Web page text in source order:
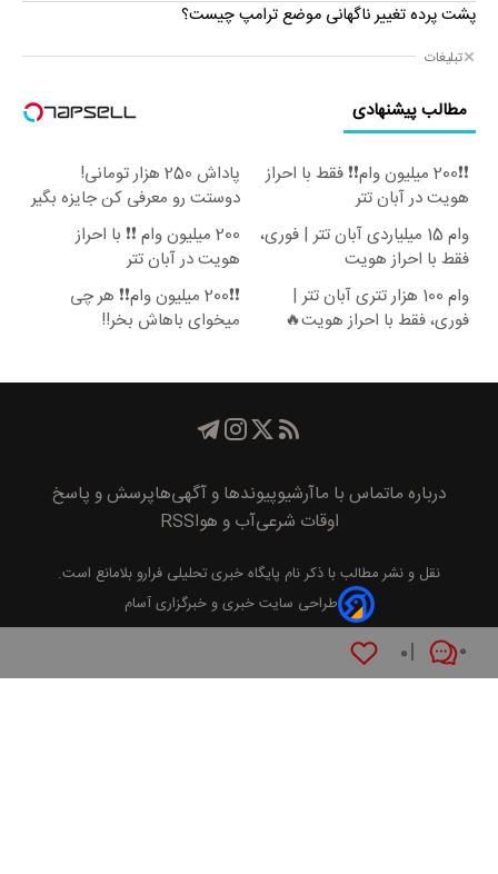
۰ ۰
پشت پرده تغییر ناگهانی موضع ترامپ چیست؟
تبلیغات
مطالب پیشنهادی
❗❗200 میلیون وام❗❗ فقط با احراز
هویت در آبان تتر
پاداش 250 هزار تومانی!
دوستت رو معرفی کن جایزه بگیر
😍
وام 15 میلیاردی آبان تتر | فوری،
فقط با احراز هویت
200 میلیون وام ❗❗ با احراز
هویت در آبان تتر
وام 100 هزار تتری آبان تتر |
فوری، فقط با احراز هویت🔥
❗❗200 میلیون وام❗❗ هر چی
میخوای باهاش بخر!!
درباره ماتماس با ماآرشیوپیوند‌ها و آگهی‌هاپرسش و پاسخ
اوقات شرعیآب و هواRSS
نقل و نشر مطالب با ذکر نام پايگاه خبری تحليلی فرارو بلامانع است.
طراحی سایت خبری و خبرگزاری آسام